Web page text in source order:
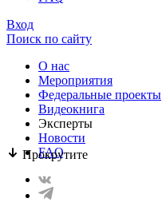
Прокрутите
Вход
Поиск по сайту
О нас
Mероприятия
Федеральные проекты
Видеокнига
Эксперты
Новости
FAQ